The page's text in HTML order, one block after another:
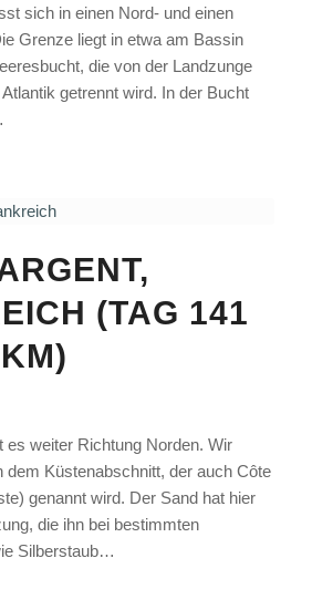
sich in einen Nord- und einen
Grenze liegt in etwa am Bassin
die von der Landzunge
getrennt wird. In der Bucht
(TAG 141
es weiter Richtung Norden. Wir
dem Küstenabschnitt, der auch Côte
genannt wird. Der Sand hat hier
die ihn bei bestimmten
Silberstaub…